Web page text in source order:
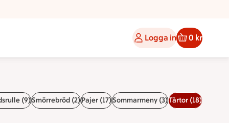
Logga in 0 kr
(9)Smörrebröd (2)Pajer (17)Sommarmeny (3)Tårtor (18)